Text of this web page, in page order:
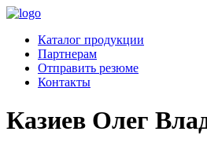
Каталог продукции
Партнерам
Отправить резюме
Контакты
Казиев Олег